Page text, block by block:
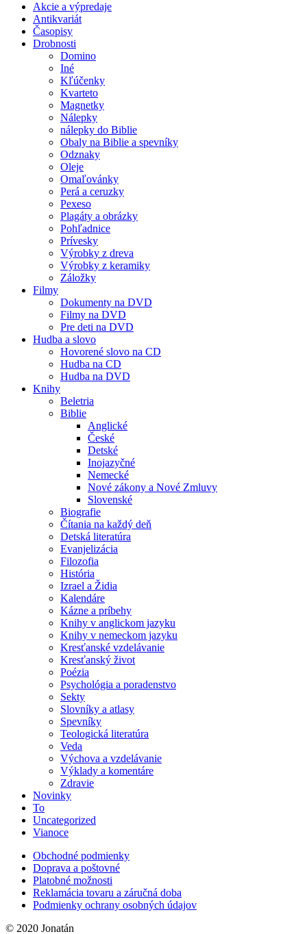
Akcie a výpredaje
Antikvariát
Časopisy
Drobnosti
Domino
Iné
Kľúčenky
Kvarteto
Magnetky
Nálepky
nálepky do Biblie
Obaly na Biblie a spevníky
Odznaky
Oleje
Omaľovánky
Perá a ceruzky
Pexeso
Plagáty a obrázky
Pohľadnice
Prívesky
Výrobky z dreva
Výrobky z keramiky
Záložky
Filmy
Dokumenty na DVD
Filmy na DVD
Pre deti na DVD
Hudba a slovo
Hovorené slovo na CD
Hudba na CD
Hudba na DVD
Knihy
Beletria
Biblie
Anglické
České
Detské
Inojazyčné
Nemecké
Nové zákony a Nové Zmluvy
Slovenské
Biografie
Čítania na každý deň
Detská literatúra
Evanjelizácia
Filozofia
História
Izrael a Židia
Kalendáre
Kázne a príbehy
Knihy v anglickom jazyku
Knihy v nemeckom jazyku
Kresťanské vzdelávanie
Kresťanský život
Poézia
Psychológia a poradenstvo
Sekty
Slovníky a atlasy
Spevníky
Teologická literatúra
Veda
Výchova a vzdelávanie
Výklady a komentáre
Zdravie
Novinky
To
Uncategorized
Vianoce
Obchodné podmienky
Doprava a poštovné
Platobné možnosti
Reklamácia tovaru a záručná doba
Podmienky ochrany osobných údajov
© 2020 Jonatán